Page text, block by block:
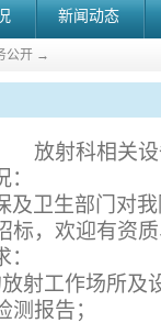
新闻动态
公开 →
放射科相关
及卫生部门对
标，欢迎有资
射工作场所及
测报告；